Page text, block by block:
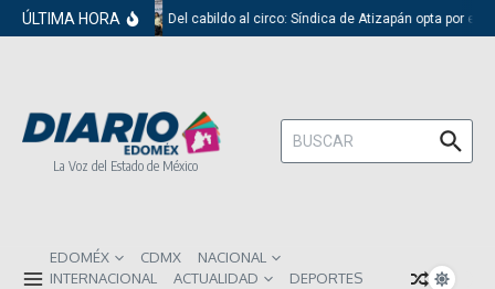
Saltar al contenido
ÚLTIMA HORA Del cabildo al circo: Síndica de Atizapán opta por el
La Voz del Estado de México
Buscar:
EDOMÉX CDMX
NACIONAL
INTERNACIONAL
ACTUALIDAD
DEPORTES